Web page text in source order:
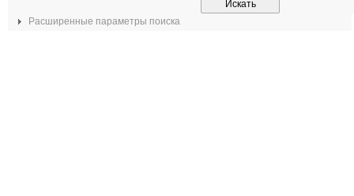
Расширенные параметры поиска